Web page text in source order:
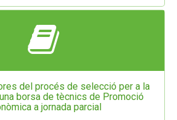
del procés de selecció per a la
borsa de tècnics de Promoció
a jornada parcial